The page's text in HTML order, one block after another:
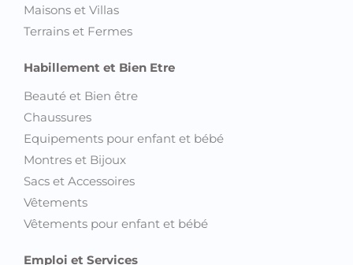
Habillement et Bien Etre
Chaussures
Equipements pour enfant et bébé
Montres et Bijoux
Sacs et Accessoires
Vêtements
Vêtements pour enfant et bébé
Emploi et Services
Services